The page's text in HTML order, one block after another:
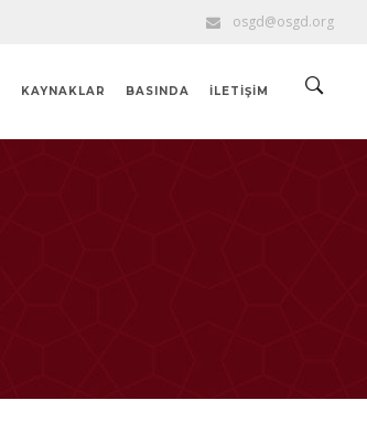
osgd@osgd.org
KAYNAKLAR BASINDA İLETIŞIM